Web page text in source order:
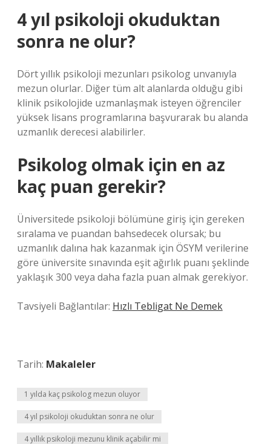
4 yıl psikoloji okuduktan
sonra ne olur?
Dört yıllık psikoloji mezunları psikolog unvanıyla
mezun olurlar. Diğer tüm alt alanlarda olduğu gibi
klinik psikolojide uzmanlaşmak isteyen öğrenciler
yüksek lisans programlarına başvurarak bu alanda
uzmanlık derecesi alabilirler.
Psikolog olmak için en az
kaç puan gerekir?
Üniversitede psikoloji bölümüne giriş için gereken
sıralama ve puandan bahsedecek olursak; bu
uzmanlık dalına hak kazanmak için ÖSYM verilerine
göre üniversite sınavında eşit ağırlık puanı şeklinde
yaklaşık 300 veya daha fazla puan almak gerekiyor.
Tavsiyeli Bağlantılar: Hızlı Tebligat Ne Demek
Tarih: Makaleler
1 yılda kaç psikolog mezun oluyor
4 yıl psikoloji okuduktan sonra ne olur
4 yıllık psikoloji mezunu klinik açabilir mi